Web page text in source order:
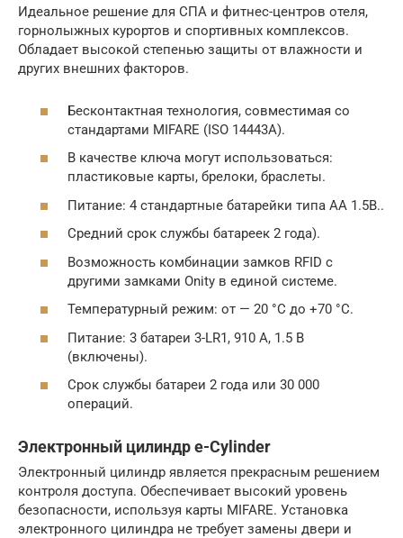
Идеальное решение для СПА и фитнес-центров отеля,
горнолыжных курортов и спортивных комплексов.
Обладает высокой степенью защиты от влажности и
других внешних факторов.
Бесконтактная технология, совместимая со
стандартами MIFARE (ISO 14443А).
В качестве ключа могут использоваться:
пластиковые карты, брелоки, браслеты.
Питание: 4 стандартные батарейки типа AA 1.5B..
Средний срок службы батареек 2 года).
Возможность комбинации замков RFID с
другими замками Onity в единой системе.
Температурный режим: от — 20 °С до +70 °С.
Питание: 3 батареи 3-LR1, 910 А, 1.5 B
(включены).
Срок службы батареи 2 года или 30 000
операций.
Электронный цилиндр e-Cylinder
Электронный цилиндр является прекрасным решением
контроля доступа. Обеспечивает высокий уровень
безопасности, используя карты MIFARE. Установка
электронного цилиндра не требует замены двери и